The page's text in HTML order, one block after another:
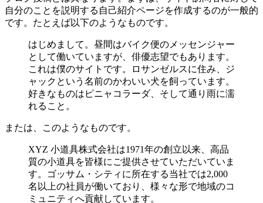
自分のことを説明する自己紹介ページを作成するのが一般的
です。たとえば以下のようなものです。
はじめまして。昼間はバイク便のメッセンジャー
として働いていますが、俳優志望でもあります。
これは僕のサイトです。ロサンゼルスに住み、ジ
ャックという名前のかわいい犬を飼っています。
好きなものはピニャコラーダ、そして通り雨に濡
れること。
または、このようなものです。
XYZ 小道具株式会社は1971年の創立以来、高品
質の小道具を皆様にご提供させていただいていま
す。ゴッサム・シティに所在する当社では2,000
名以上の社員が働いており、様々な形で地域のコ
ミュニティへ貢献しています。